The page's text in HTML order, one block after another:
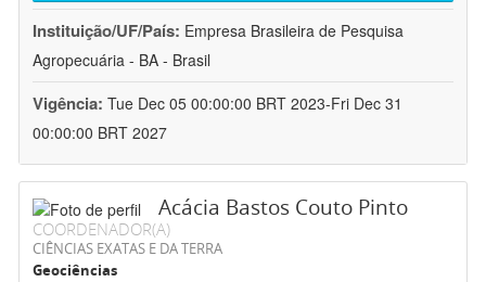
Instituição/UF/País: Empresa Brasileira de Pesquisa
Agropecuária - BA - Brasil
Vigência: Tue Dec 05 00:00:00 BRT 2023-Fri Dec 31
00:00:00 BRT 2027
Acácia Bastos Couto Pinto
COORDENADOR(A)
CIÊNCIAS EXATAS E DA TERRA
Geociências